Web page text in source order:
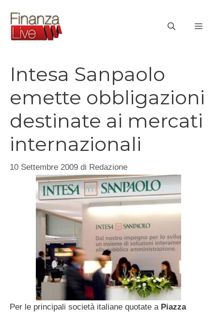
contenuto
Intesa Sanpaolo
emette obbligazioni
destinate ai mercati
internazionali
10 Settembre 2009 di Redazione
Per le principali società italiane quotate a Piazza